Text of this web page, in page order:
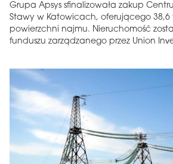
Grupa Apsys sfinalizowała zakup
Stawy w Katowicach, oferującego 38,6
powierzchni najmu. Nieruchomość
funduszu zarządzanego przez Union